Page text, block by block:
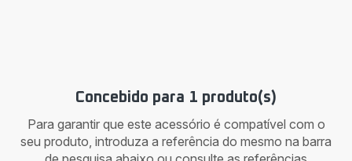
Concebido para 1 produto(s)
Para garantir que este acessório é compatível com o
seu produto, introduza a referência do mesmo na barra